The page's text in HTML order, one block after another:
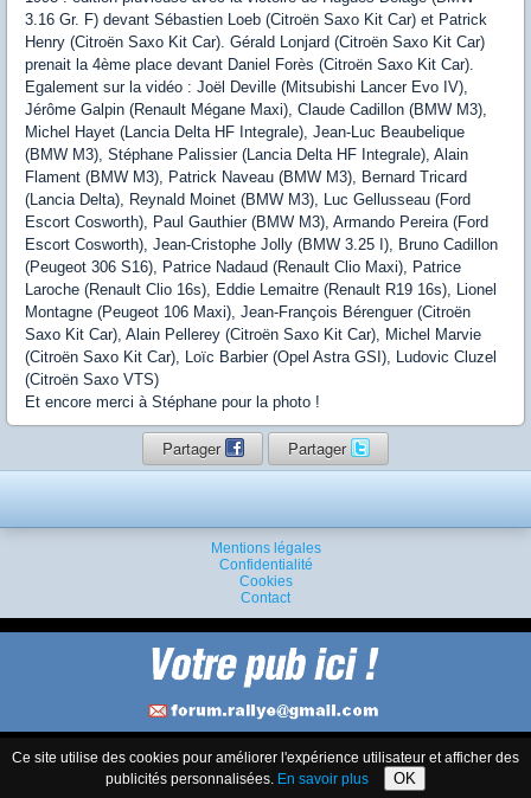
3.16 Gr. F) devant Sébastien Loeb (Citroën Saxo Kit Car) et Patrick
Henry (Citroën Saxo Kit Car). Gérald Lonjard (Citroën Saxo Kit Car)
prenait la 4ème place devant Daniel Forès (Citroën Saxo Kit Car).
Egalement sur la vidéo : Joël Deville (Mitsubishi Lancer Evo IV),
Jérôme Galpin (Renault Mégane Maxi), Claude Cadillon (BMW M3),
Michel Hayet (Lancia Delta HF Integrale), Jean-Luc Beaubelique
(BMW M3), Stéphane Palissier (Lancia Delta HF Integrale), Alain
Flament (BMW M3), Patrick Naveau (BMW M3), Bernard Tricard
(Lancia Delta), Reynald Moinet (BMW M3), Luc Gellusseau (Ford
Escort Cosworth), Paul Gauthier (BMW M3), Armando Pereira (Ford
Escort Cosworth), Jean-Cristophe Jolly (BMW 3.25 I), Bruno Cadillon
(Peugeot 306 S16), Patrice Nadaud (Renault Clio Maxi), Patrice
Laroche (Renault Clio 16s), Eddie Lemaitre (Renault R19 16s), Lionel
Montagne (Peugeot 106 Maxi), Jean-François Bérenguer (Citroën
Saxo Kit Car), Alain Pellerey (Citroën Saxo Kit Car), Michel Marvie
(Citroën Saxo Kit Car), Loïc Barbier (Opel Astra GSI), Ludovic Cluzel
(Citroën Saxo VTS)
Et encore merci à Stéphane pour la photo !
Partager Partager
Mentions légales
Confidentialité
Cookies
Contact
Version complète Français (France)
Ce site utilise des cookies pour améliorer l'expérience utilisateur et afficher des
publicités personnalisées. En savoir plus OK